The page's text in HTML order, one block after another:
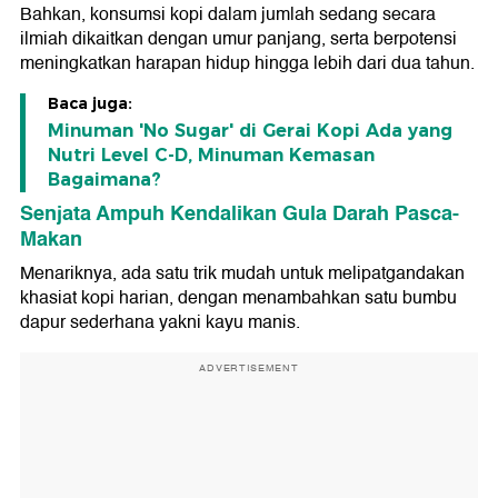
Bahkan, konsumsi kopi dalam jumlah sedang secara
ilmiah dikaitkan dengan umur panjang, serta berpotensi
meningkatkan harapan hidup hingga lebih dari dua tahun.
Baca juga:
Minuman 'No Sugar' di Gerai Kopi Ada yang
Nutri Level C-D, Minuman Kemasan
Bagaimana?
Senjata Ampuh Kendalikan Gula Darah Pasca-
Makan
Menariknya, ada satu trik mudah untuk melipatgandakan
khasiat kopi harian, dengan menambahkan satu bumbu
dapur sederhana yakni kayu manis.
ADVERTISEMENT